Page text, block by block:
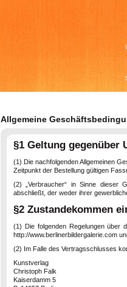
Allgemeine
§1 Geltung gegenüber
(1) Die nachfolgenden Allgemeinen
Zeitpunkt der Bestellung gültigen
(2) „Verbraucher“ in Sinne dieser
abschließt, der weder ihrer
§2 Zustandekommen
(1) Die folgenden Regelungen über
http://www.berlinerbildergalerie.com
(2) Im Falle des Vertragsschlusses
Kunstverlag
Christoph Falk
Kaiserdamm 5